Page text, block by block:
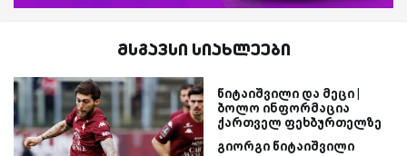
მსგავსი სიახლეები
წიტაიშვილი და მეცი |
ბოლო ინფორმაცია
ქართველ ფეხბურთელზე
გიორგი წიტაიშვილი